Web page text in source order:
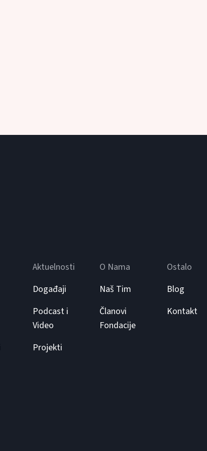
Aktuelnosti
Događaji
Podcast i
Video
Projekti
O Nama
Naš Tim
Članovi
Fondacije
Ostalo
Blog
Kontakt